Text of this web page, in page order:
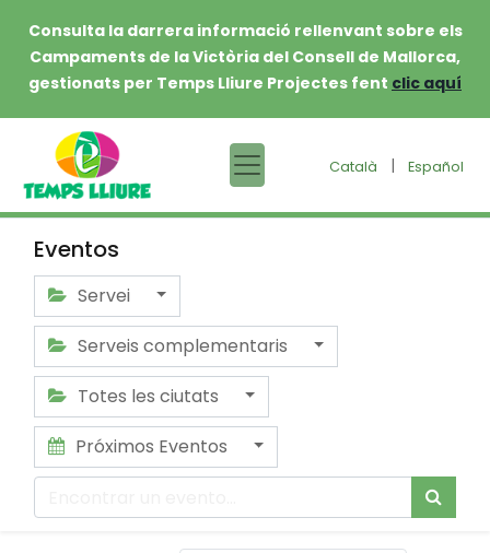
Consulta la darrera informació rellenvant sobre els
Campaments de la Victòria del Consell de Mallorca,
gestionats per Temps Lliure Projectes fent clic aquí
Català | Español
Eventos
Servei
Serveis complementaris
Totes les ciutats
Próximos Eventos